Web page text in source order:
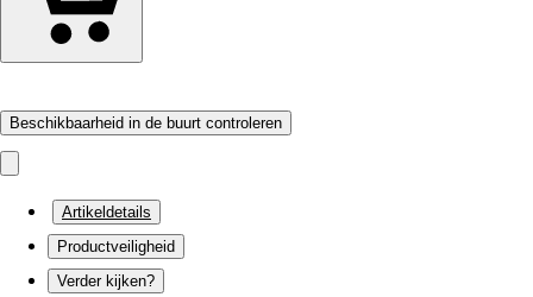
Beschikbaarheid in de buurt controleren
Artikeldetails
Productveiligheid
Verder kijken?